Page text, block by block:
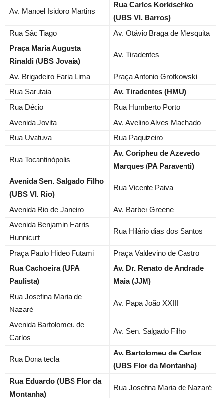
Av. Manoel Isidoro Martins
Rua Carlos Korkischko
(UBS Vl. Barros)
Rua São Tiago
Av. Otávio Braga de Mesquita
Praça Maria Augusta
Rinaldi (UBS Jovaia)
Av. Tiradentes
Av. Brigadeiro Faria Lima
Praça Antonio Grotkowski
Rua Sarutaia
Av. Tiradentes (HMU)
Rua Décio
Rua Humberto Porto
Avenida Jovita
Av. Avelino Alves Machado
Rua Uvatuva
Rua Paquizeiro
Rua Tocantinópolis
Av. Coripheu de Azevedo
Marques (PA Paraventi)
Avenida Sen. Salgado Filho
(UBS Vl. Rio)
Rua Vicente Paiva
Avenida Rio de Janeiro
Av. Barber Greene
Avenida Benjamin Harris
Hunnicutt
Rua Hilário dias dos Santos
Praça Paulo Hideo Futami
Praça Valdevino de Castro
Rua Cachoeira (UPA
Paulista)
Av. Dr. Renato de Andrade
Maia (JJM)
Rua Josefina Maria de
Nazaré
Av. Papa João XXIII
Avenida Bartolomeu de
Carlos
Av. Sen. Salgado Filho
Rua Dona tecla
Av. Bartolomeu de Carlos
(UBS Flor da Montanha)
Rua Eduardo (UBS Flor da
Montanha)
Rua Josefina Maria de Nazaré